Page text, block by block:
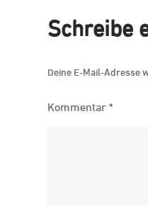
Schreibe
Deine E-Mail-Adresse
Kommentar*